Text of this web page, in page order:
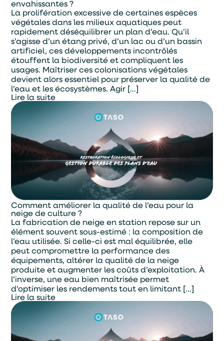
envahissantes ?
La prolifération excessive de certaines espèces
végétales dans les milieux aquatiques peut
rapidement déséquilibrer un plan d’eau. Qu’il
s’agisse d’un étang privé, d’un lac ou d’un bassin
artificiel, ces développements incontrôlés
étouffent la biodiversité et compliquent les
usages. Maîtriser ces colonisations végétales
devient alors essentiel pour préserver la qualité de
l’eau et les écosystèmes. Agir […]
Lire la suite
Comment améliorer la qualité de l’eau pour la
neige de culture ?
La fabrication de neige en station repose sur un
élément souvent sous-estimé : la composition de
l’eau utilisée. Si celle-ci est mal équilibrée, elle
peut compromettre la performance des
équipements, altérer la qualité de la neige
produite et augmenter les coûts d’exploitation. À
l’inverse, une eau bien maîtrisée permet
d’optimiser les rendements tout en limitant […]
Lire la suite